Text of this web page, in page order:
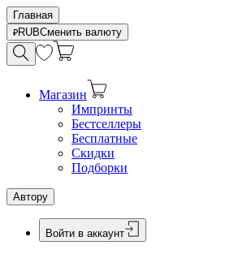
Главная
RUBСменить валюту
Магазин
Импринты
Бестселлеры
Бесплатные
Скидки
Подборки
Автору
Войти в аккаунт